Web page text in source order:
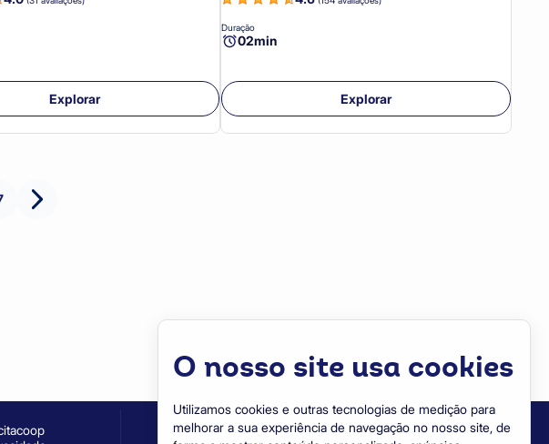
O nosso site usa cookies
Utilizamos cookies e outras tecnologias de medição para
melhorar a sua experiência de navegação no nosso site, de
Necessários Analítico Mais informações
disponíveis no nosso site e permitir que possa usar
Sem estes cookies, não podemos fornecer certos
no nosso site.
Explorar
Duração
02min
Explorar
Baixe o app da CapacitaCoop